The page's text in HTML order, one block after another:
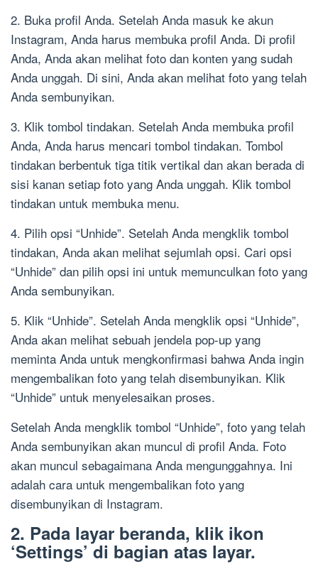
2. Buka profil Anda. Setelah Anda masuk ke akun
Instagram, Anda harus membuka profil Anda. Di profil
Anda, Anda akan melihat foto dan konten yang sudah
Anda unggah. Di sini, Anda akan melihat foto yang telah
Anda sembunyikan.
3. Klik tombol tindakan. Setelah Anda membuka profil
Anda, Anda harus mencari tombol tindakan. Tombol
tindakan berbentuk tiga titik vertikal dan akan berada di
sisi kanan setiap foto yang Anda unggah. Klik tombol
tindakan untuk membuka menu.
4. Pilih opsi “Unhide”. Setelah Anda mengklik tombol
tindakan, Anda akan melihat sejumlah opsi. Cari opsi
“Unhide” dan pilih opsi ini untuk memunculkan foto yang
Anda sembunyikan.
5. Klik “Unhide”. Setelah Anda mengklik opsi “Unhide”,
Anda akan melihat sebuah jendela pop-up yang
meminta Anda untuk mengkonfirmasi bahwa Anda ingin
mengembalikan foto yang telah disembunyikan. Klik
“Unhide” untuk menyelesaikan proses.
Setelah Anda mengklik tombol “Unhide”, foto yang telah
Anda sembunyikan akan muncul di profil Anda. Foto
akan muncul sebagaimana Anda mengunggahnya. Ini
adalah cara untuk mengembalikan foto yang
disembunyikan di Instagram.
2. Pada layar beranda, klik ikon
‘Settings’ di bagian atas layar.